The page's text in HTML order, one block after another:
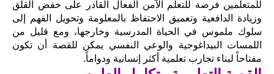
للمتعلمين فرصة للتعلم الآمن الفعال القادر على خفض القلق
وزيادة الدافعية وتعميق الاحتفاظ بالمعلومة وتحويل الفهم إلى
سلوك ملموس في الحياة المدرسية وخارجها، ومع قليل من
اللمسات البيداغوجية والوعي النفسي يمكن للقصة أن تكون
مفتاحاً لبناء تجارب تعلمية أكثر إنسانية ودواماً.